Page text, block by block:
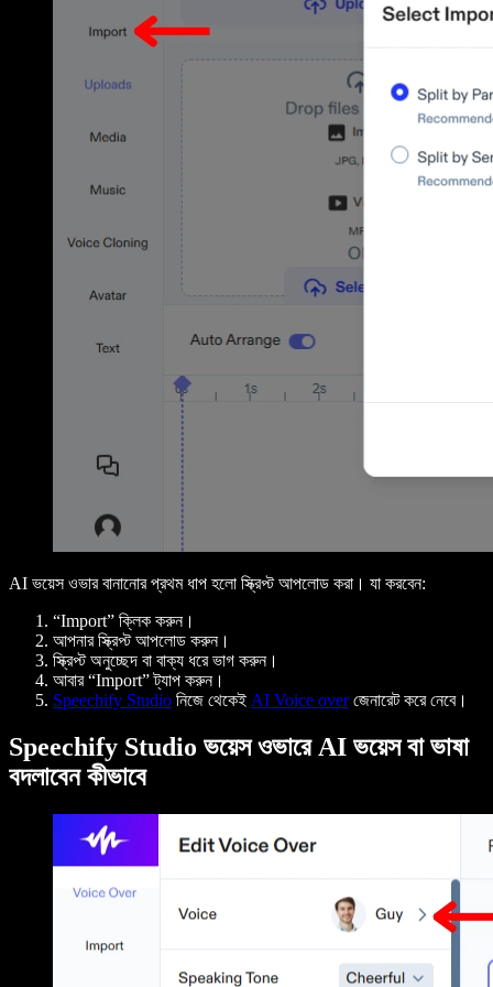
AI ভয়েস ওভার বানানোর প্রথম ধাপ হলো স্ক্রিপ্ট আপলোড করা। যা করবেন:
“Import” ক্লিক করুন।
আপনার স্ক্রিপ্ট আপলোড করুন।
স্ক্রিপ্ট অনুচ্ছেদ বা বাক্য ধরে ভাগ করুন।
আবার “Import” ট্যাপ করুন।
Speechify Studio নিজে থেকেই AI Voice overজেনারেট করে নেবে।
Speechify Studio ভয়েস ওভারে AI ভয়েস বা ভাষা
বদলাবেন কীভাবে